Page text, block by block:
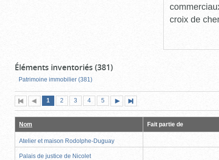
croix de
Éléments inventoriés (381)
Patrimoine immobilier (381)
Première
page
Page
précédente
Page
1 (page
actuelle)
Page
2 Page
3 Page
4 Page
5
suivante
page
Nom Fait partie de
Atelier et maison Rodolphe-Duguay
Palais de justice de Nicolet